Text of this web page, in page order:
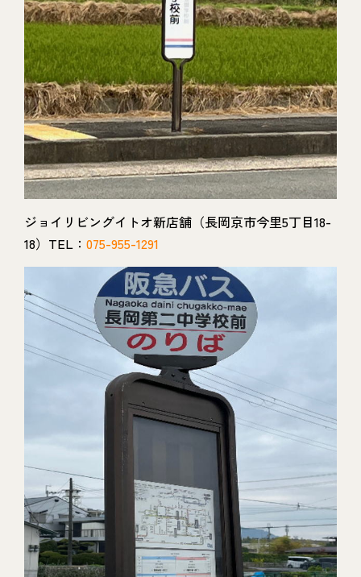
ジョイリビングイトオ新店舗（長岡京市今里5丁目18-
18）TEL： 075-955-1291